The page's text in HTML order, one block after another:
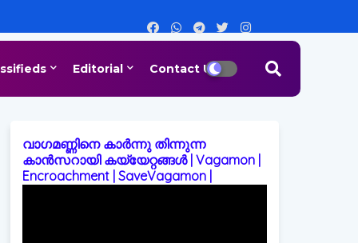
Editorial Contact Us
വാഗമണ്ണിനെ കാർന്നു തിന്നുന്ന
കാൻസറായി കയ്യേറ്റങ്ങൾ | Vagamon |
Encroachment | SaveVagamon |